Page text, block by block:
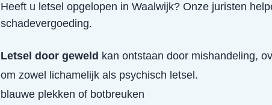
Heeft u letsel opgelopen in Waalwijk? Onze juristen
schadevergoeding.
Letsel door geweld kan ontstaan door mishandeling,
om zowel lichamelijk als psychisch letsel.
blauwe plekken of botbreuken